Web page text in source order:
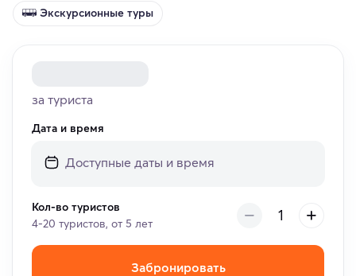
Экскурсионные туры
за туриста
Дата и время
Кол-во туристов
4-20 туристов, от 5 лет
Забронировать